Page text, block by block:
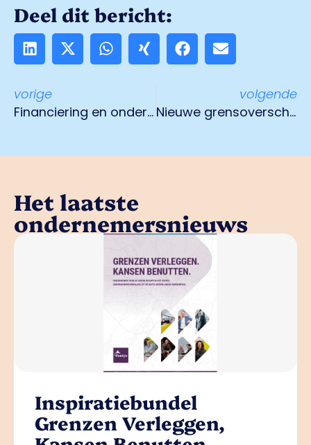
Deel dit bericht:
vorige
Financiering en ondersteuning van grensoverschrijdende activiteiten
volgende
Nieuwe grensoverschrijdende projecten Euregio
Het laatste
ondernemersnieuws
Inspiratiebundel
Grenzen Verleggen,